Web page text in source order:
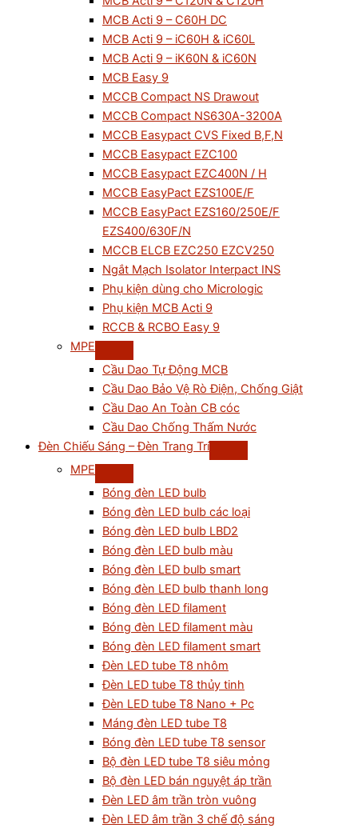
MCB Acti 9 – C60H DC
MCB Acti 9 – iC60H & iC60L
MCB Acti 9 – iK60N & iC60N
MCB Easy 9
MCCB Compact NS Drawout
MCCB Compact NS630A-3200A
MCCB Easypact CVS Fixed B,F,N
MCCB Easypact EZC100
MCCB Easypact EZC400N / H
MCCB EasyPact EZS100E/F
MCCB EasyPact EZS160/250E/F
EZS400/630F/N
MCCB ELCB EZC250 EZCV250
Ngắt Mạch Isolator Interpact INS
Phụ kiện dùng cho Micrologic
Phụ kiện MCB Acti 9
RCCB & RCBO Easy 9
MPE
Cầu Dao Tự Động MCB
Cầu Dao Bảo Vệ Rò Điện, Chống Giật
Cầu Dao An Toàn CB cóc
Cầu Dao Chống Thấm Nước
Đèn Chiếu Sáng – Đèn Trang Trí
MPE
Bóng đèn LED bulb
Bóng đèn LED bulb các loại
Bóng đèn LED bulb LBD2
Bóng đèn LED bulb màu
Bóng đèn LED bulb smart
Bóng đèn LED bulb thanh long
Bóng đèn LED filament
Bóng đèn LED filament màu
Bóng đèn LED filament smart
Đèn LED tube T8 nhôm
Đèn LED tube T8 thủy tinh
Đèn LED tube T8 Nano + Pc
Máng đèn LED tube T8
Bóng đèn LED tube T8 sensor
Bộ đèn LED tube T8 siêu mỏng
Bộ đèn LED bán nguyệt áp trần
Đèn LED âm trần tròn vuông
Đèn LED âm trần 3 chế độ sáng